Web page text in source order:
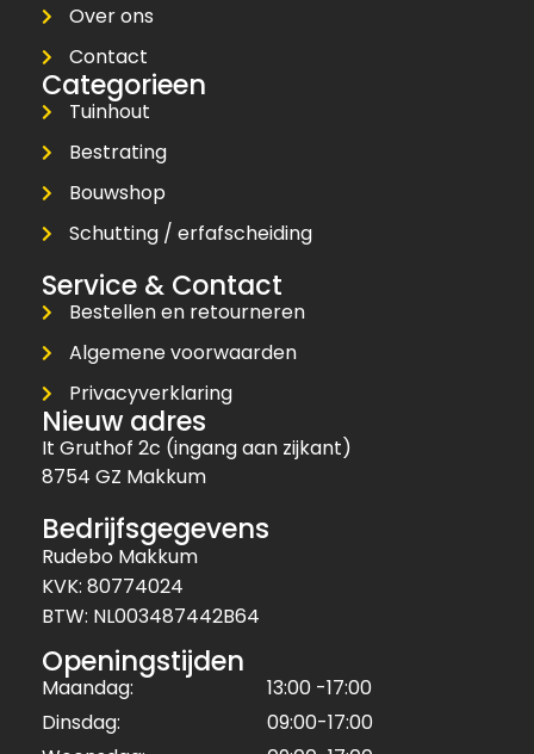
Over ons
Contact
Categorieen
Tuinhout
Bestrating
Bouwshop
Schutting / erfafscheiding
Service & Contact
Bestellen en retourneren
Algemene voorwaarden
Privacyverklaring
Nieuw adres
It Gruthof 2c (ingang aan zijkant)
8754 GZ Makkum
Bedrijfsgegevens
Rudebo Makkum
KVK: 80774024
BTW: NL003487442B64
Openingstijden
Maandag:
13:00 -17:00
Dinsdag:
09:00-17:00